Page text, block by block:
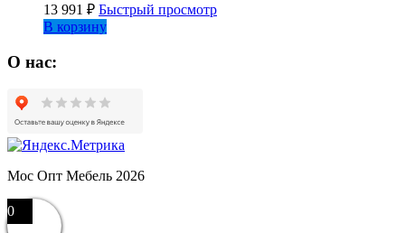
13 991 ₽ Быстрый просмотр
В корзину
О нас:
Мос Опт Мебель 2026
0